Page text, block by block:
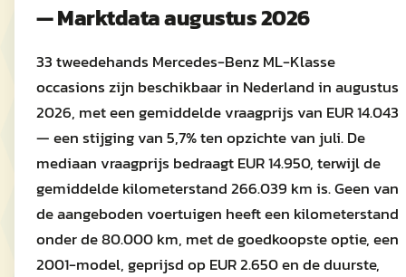
— Marktdata augustus 2026
33 tweedehands Mercedes-Benz ML-Klasse
occasions zijn beschikbaar in Nederland in augustus
2026, met een gemiddelde vraagprijs van EUR 14.043
— een stijging van 5,7% ten opzichte van juli. De
mediaan vraagprijs bedraagt EUR 14.950, terwijl de
gemiddelde kilometerstand 266.039 km is. Geen van
de aangeboden voertuigen heeft een kilometerstand
onder de 80.000 km, met de goedkoopste optie, een
2001-model, geprijsd op EUR 2.650 en de duurste,